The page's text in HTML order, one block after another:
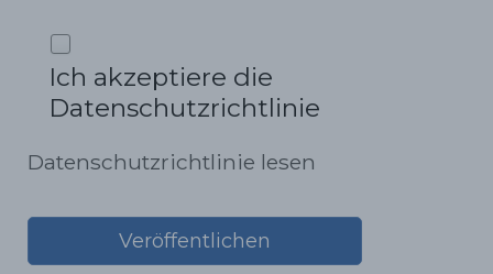
Ich akzeptiere die
Datenschutzrichtlinie
Datenschutzrichtlinie lesen